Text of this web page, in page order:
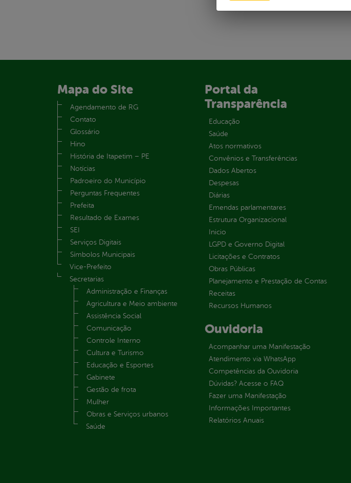
Mapa do Site
Agendamento de RG
Contato
Glossário
Hino
História de Itapetim – PE
Notícias
Padroeiro do Município
Perguntas Frequentes
Prefeita
Resultado de Exames
SEI
Serviços Digitais
Símbolos Municipais
Vice-Prefeito
Secretarias
Administração e Finanças
Agricultura e Meio ambiente
Assistência Social
Comunicação
Controle Interno
Cultura e Turismo
Educação e Esportes
Gabinete
Gestão de frota
Mulher
Obras e Serviços urbanos
Saúde
Portal da
Transparência
Educação
Saúde
Atos normativos
Convênios e Transferências
Dados Abertos
Despesas
Diárias
Emendas parlamentares
Estrutura Organizacional
Inicio
LGPD e Governo Digital
Licitações e Contratos
Obras Públicas
Planejamento e Prestação de Contas
Receitas
Recursos Humanos
Ouvidoria
Acompanhar uma Manifestação
Atendimento via WhatsApp
Competências da Ouvidoria
Dúvidas? Acesse o FAQ
Fazer uma Manifestação
Informações Importantes
Relatórios Anuais